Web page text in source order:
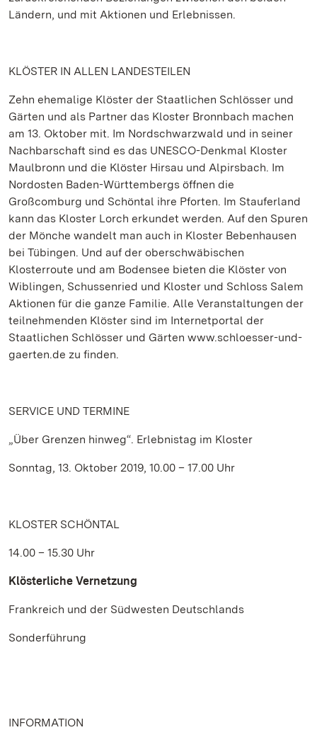
Ländern, und mit Aktionen und Erlebnissen.
KLÖSTER IN ALLEN LANDESTEILEN
Zehn ehemalige Klöster der Staatlichen Schlösser und
Gärten und als Partner das Kloster Bronnbach machen
am 13. Oktober mit. Im Nordschwarzwald und in seiner
Nachbarschaft sind es das UNESCO-Denkmal Kloster
Maulbronn und die Klöster Hirsau und Alpirsbach. Im
Nordosten Baden-Württembergs öffnen die
Großcomburg und Schöntal ihre Pforten. Im Stauferland
kann das Kloster Lorch erkundet werden. Auf den Spuren
der Mönche wandelt man auch in Kloster Bebenhausen
bei Tübingen. Und auf der oberschwäbischen
Klosterroute und am Bodensee bieten die Klöster von
Wiblingen, Schussenried und Kloster und Schloss Salem
Aktionen für die ganze Familie. Alle Veranstaltungen der
teilnehmenden Klöster sind im Internetportal der
Staatlichen Schlösser und Gärten www.schloesser-und-
gaerten.de zu finden.
SERVICE UND TERMINE
„Über Grenzen hinweg“. Erlebnistag im Kloster
Sonntag, 13. Oktober 2019, 10.00 – 17.00 Uhr
KLOSTER SCHÖNTAL
14.00 – 15.30 Uhr
Klösterliche Vernetzung
Frankreich und der Südwesten Deutschlands
Sonderführung
INFORMATION